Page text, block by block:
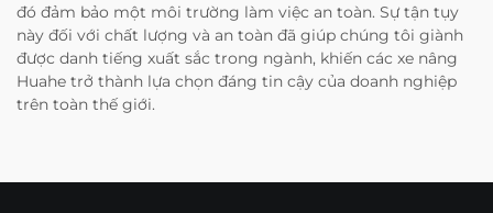
đó đảm bảo một môi trường làm việc an toàn. Sự tận tụy
này đối với chất lượng và an toàn đã giúp chúng tôi giành
được danh tiếng xuất sắc trong ngành, khiến các xe nâng
Huahe trở thành lựa chọn đáng tin cậy của doanh nghiệp
trên toàn thế giới.